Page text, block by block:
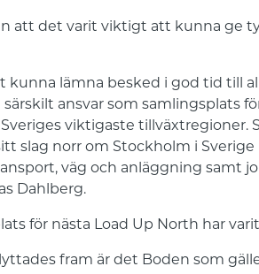
att det varit viktigt att kunna ge
kunna lämna besked i god tid till
särskilt ansvar som samlingsplats
viktigaste tillväxtregioner.
slag norr om Stockholm i
väg och anläggning samt
Dahlberg.
för nästa Load Up North har
fram är det Boden som